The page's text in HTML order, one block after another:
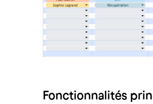
Fonctionnalités